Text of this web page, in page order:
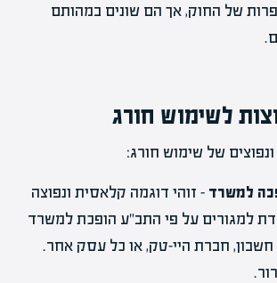
של החוק, אך הם שונים במהותם
לשימוש חורג
של שימוש חורג:
למשרד – זוהי דוגמה קלאסית ונפוצה
למגורים על פי התב"ע הופכת למשרד
חשבון, חברת היי-טק, או כל עסק אחר.